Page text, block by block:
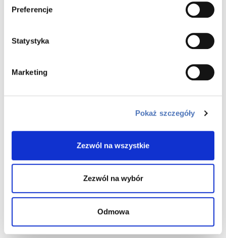
Preferencje
Statystyka
Marketing
Pokaż szczegóły
Zezwól na wszystkie
Zezwól na wybór
Odmowa